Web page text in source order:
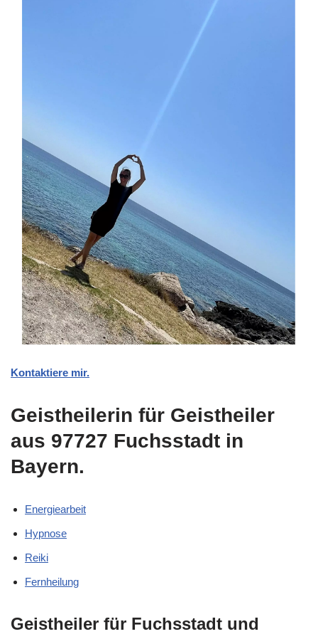
Kontaktiere mir.
Geistheilerin für Geistheiler
aus 97727 Fuchsstadt in
Bayern.
Energiearbeit
Hypnose
Reiki
Fernheilung
Geistheiler für Fuchsstadt und